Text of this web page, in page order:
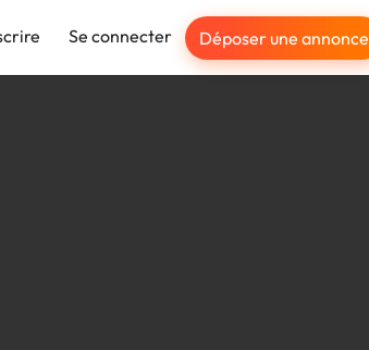
Se connecter Déposer une annonce